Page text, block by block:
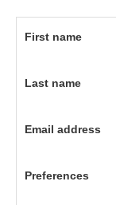
First name
Last name
Email address
Preferences